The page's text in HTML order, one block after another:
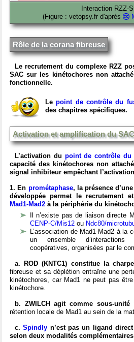
Interaction RZZ-
(Figure : vetopsy.fr d'après
Rôle de la corana fibreuse
Le recrutement du complexe RZZ
SAC sur les kinétochores non
fonctionnelle.
Lepoint de contrôle du
des chapitres spécifiques.
Activation et amplification du SAC
L’activation du point de contrôle du
capacité des kinétochores non
signal inhibiteur empêchant
1. En prométaphase, la présence
développée permet le recrutement
Mad1-Mad2 à la périphérie du
Il n’existe pas de liaison directe
CENP-C/Mis12 ou Ndc80/
L’association de Mad1-Mad2 à la
un ensemble
coopératives, organisées par le
a. ROD (KNTC1) constitue la
fibreuse et sa déplétion entraîne une
kinétochores, car Mad1 ne peut pas
kinétochore.
b. ZWILCH agit comme sous-unité
rétention locale de Mad1 au sein de la
c.Spindly n’est pas un ligand
selon deux modalités